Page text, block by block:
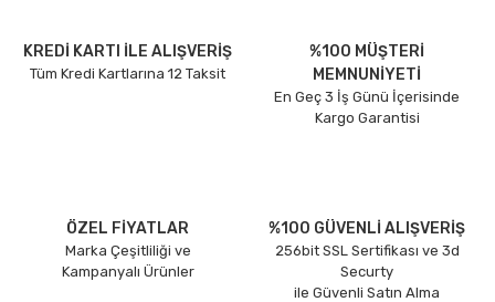
KREDİ KARTI İLE ALIŞVERİŞ
Tüm Kredi Kartlarına 12 Taksit
%100 MÜŞTERİ
MEMNUNİYETİ
En Geç 3 İş Günü İçerisinde
Kargo Garantisi
ÖZEL FİYATLAR
Marka Çeşitliliği ve
Kampanyalı Ürünler
%100 GÜVENLİ ALIŞVERİŞ
256bit SSL Sertifikası ve 3d
Securty
ile Güvenli Satın Alma